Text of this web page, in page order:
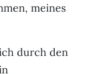
meines
durch den